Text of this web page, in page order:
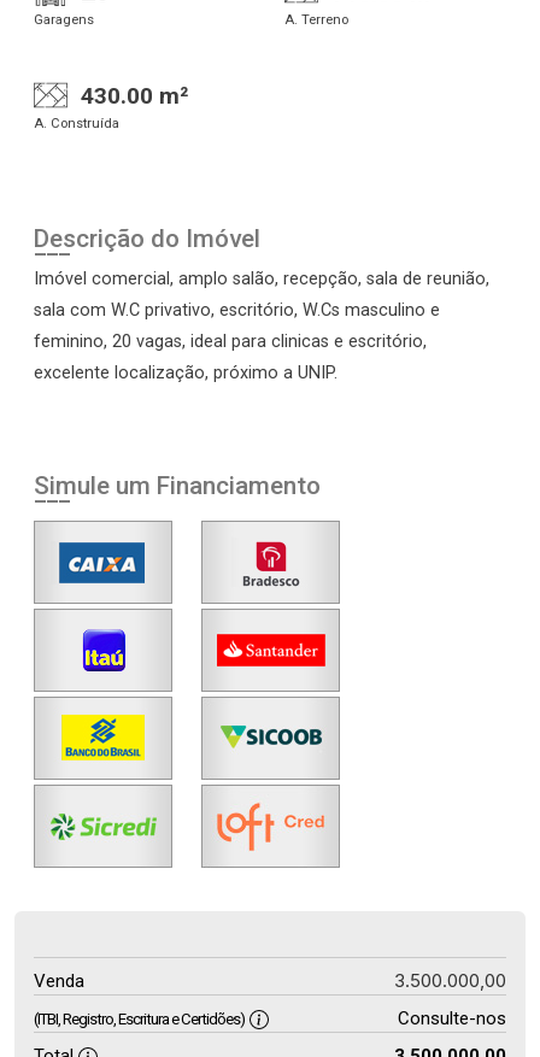
Garagens A. Terreno
430.00 m²
A. Construída
Descrição do Imóvel
Imóvel comercial, amplo salão, recepção, sala de reunião,
sala com W.C privativo, escritório, W.Cs masculino e
feminino, 20 vagas, ideal para clinicas e escritório,
excelente localização, próximo a UNIP.
Simule um Financiamento
Venda 3.500.000,00
(ITBI, Registro, Escritura e Certidões)
Consulte-nos